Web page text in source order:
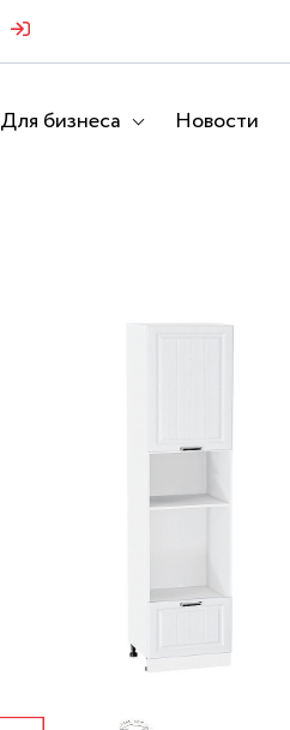
Для бизнеса Новости